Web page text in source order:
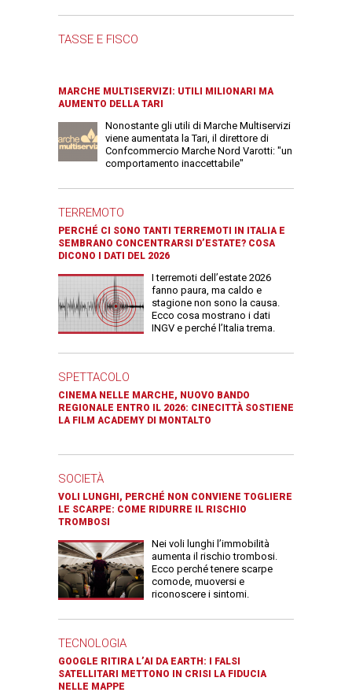
TASSE E FISCO
MARCHE MULTISERVIZI: UTILI MILIONARI MA
AUMENTO DELLA TARI
Nonostante gli utili di Marche Multiservizi
viene aumentata la Tari, il direttore di
Confcommercio Marche Nord Varotti: "un
comportamento inaccettabile"
TERREMOTO
PERCHÉ CI SONO TANTI TERREMOTI IN ITALIA E
SEMBRANO CONCENTRARSI D’ESTATE? COSA
DICONO I DATI DEL 2026
I terremoti dell’estate 2026
fanno paura, ma caldo e
stagione non sono la causa.
Ecco cosa mostrano i dati
INGV e perché l’Italia trema.
SPETTACOLO
CINEMA NELLE MARCHE, NUOVO BANDO
REGIONALE ENTRO IL 2026: CINECITTÀ SOSTIENE
LA FILM ACADEMY DI MONTALTO
SOCIETÀ
VOLI LUNGHI, PERCHÉ NON CONVIENE TOGLIERE
LE SCARPE: COME RIDURRE IL RISCHIO
TROMBOSI
Nei voli lunghi l’immobilità
aumenta il rischio trombosi.
Ecco perché tenere scarpe
comode, muoversi e
riconoscere i sintomi.
TECNOLOGIA
GOOGLE RITIRA L’AI DA EARTH: I FALSI
SATELLITARI METTONO IN CRISI LA FIDUCIA
NELLE MAPPE